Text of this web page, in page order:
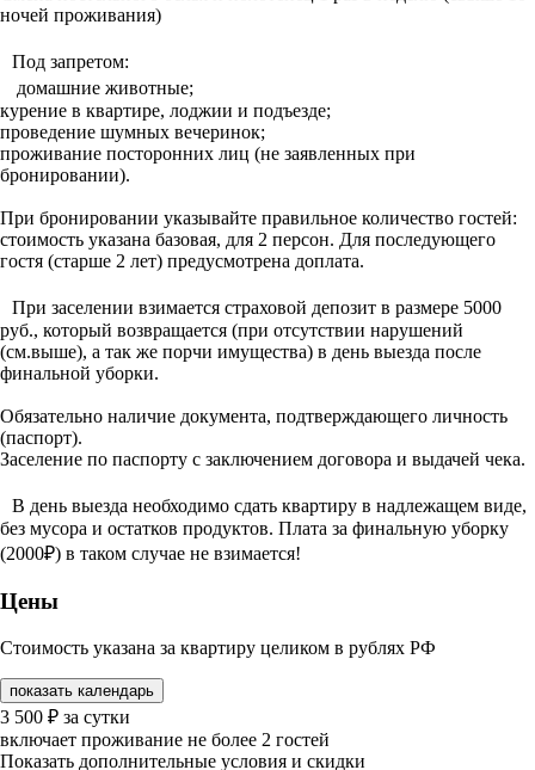
ночей проживания)
Под запретом:
домашние животные;
курение в квартире, лоджии и подъезде;
проведение шумных вечеринок;
проживание посторонних лиц (не заявленных при
бронировании).
При бронировании указывайте правильное количество гостей:
стоимость указана базовая, для 2 персон. Для последующего
гостя (старше 2 лет) предусмотрена доплата.
При заселении взимается страховой депозит в размере 5000
руб., который возвращается (при отсутствии нарушений
(см.выше), а так же порчи имущества) в день выезда после
финальной уборки.
Обязательно наличие документа, подтверждающего личность
(паспорт).
Заселение по паспорту с заключением договора и выдачей чека.
В день выезда необходимо сдать квартиру в надлежащем виде,
без мусора и остатков продуктов. Плата за финальную уборку
(2000₽) в таком случае не взимается!
Цены
Стоимость указана за квартиру целиком в рублях РФ
показать календарь
3 500 ₽ за сутки
включает проживание не более 2 гостей
Показать дополнительные условия и скидки